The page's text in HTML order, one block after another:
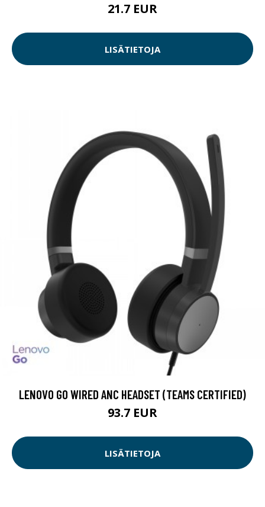
21.7 EUR
LISÄTIETOJA
LENOVO GO WIRED ANC HEADSET (TEAMS CERTIFIED)
93.7 EUR
LISÄTIETOJA